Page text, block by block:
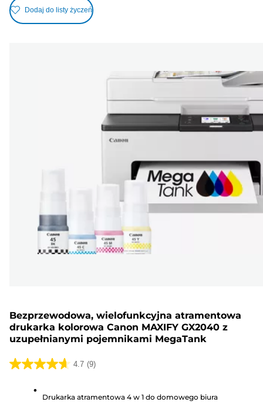
Dodaj do listy życzeń
Bezprzewodowa, wielofunkcyjna atramentowa
drukarka kolorowa Canon MAXIFY GX2040 z
uzupełnianymi pojemnikami MegaTank
4.7 (9)
4.7
Drukarka atramentowa 4 w 1 do domowego biura